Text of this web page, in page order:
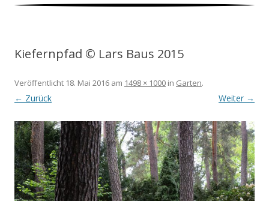
Kiefernpfad © Lars Baus 2015
Veröffentlicht 18. Mai 2016 am 1498 × 1000 in Garten.
← Zurück Weiter →